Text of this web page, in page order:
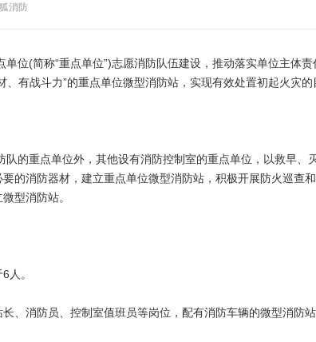
消防
(简称“重点单位”)志愿消防队伍建设，推动落实单位主体责
、有战斗力”的重点单位微型消防站，实现有效处置初起火灾的
重点单位外，其他设有消防控制室的重点单位，以救早、灭
的消防器材，建立重点单位微型消防站，积极开展防火巡查
型消防站。
。
消防员、控制室值班员等岗位，配有消防车辆的微型消防站